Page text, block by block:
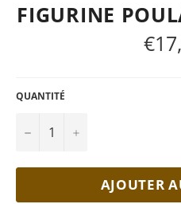
FIGURINE
Prix
QUANTITÉ
− +
AJOUTER